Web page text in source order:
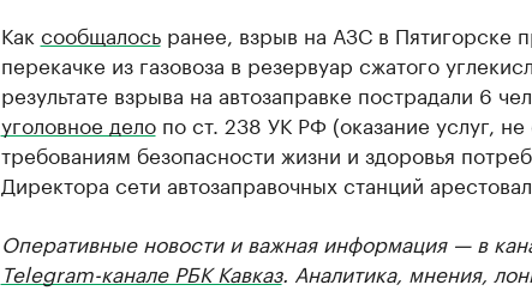
Как сообщалосьранее, взрыв на АЗС в Пятигорске
перекачке из газовоза в резервуар сжатого
результате взрыва на автозаправке пострадали 6
уголовное делопо ст. 238 УК РФ (оказание услуг,
требованиям безопасности жизни и здоровья
Директора сети автозаправочных станций
Оперативные новости и важная информация — в
Telegram-канале РБК Кавказ. Аналитика, мнения,